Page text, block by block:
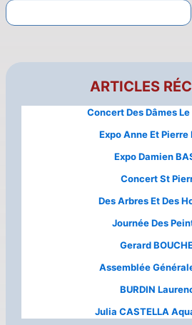
ARTICLES
Concert Des Dâmes
Expo Anne Et Pierre
Expo Damien
Concert St
Des Arbres Et Des
Journée Des
Gerard
Assemblée
BURDIN
Julia CASTELLA